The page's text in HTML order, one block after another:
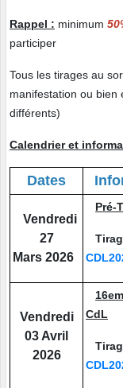
Rappel : minimum
participer
Tous les tirages au
manifestation ou bien
différents)
Calendrier et
Dates
Vend redi
27
Mars 2026
Pré-
Vendredi
03 Avril
2026
CdL